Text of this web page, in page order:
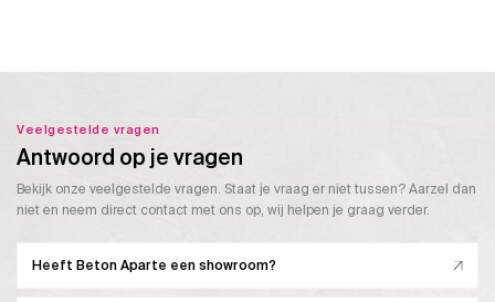
Veelgestelde vragen
Antwoord op je vragen
Bekijk onze veelgestelde vragen. Staat je vraag er niet tussen? Aarzel dan
niet en neem direct contact met ons op, wij helpen je graag verder.
Heeft Beton Aparte een showroom?